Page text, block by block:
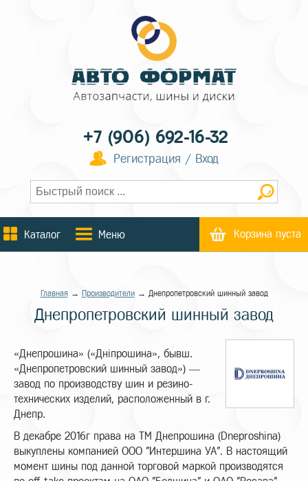
+7 (906) 692-16-32
Регистрация / Вход
Каталог Меню Корзина пуста
Главная→ Производители→ Днепропетровский шинный завод
Днепропетровский шинный завод
«Днепрошина» («Дніпрошина», бывш.
«Днепропетровский шинный завод») —
завод по производству шин и резино-
технических изделий, расположенный в г.
Днепр.
В декабре 2016г права на ТМ Днепрошина (Dneproshina)
выкуплены компанией ООО "Интершина УА". В настоящий
момент шины под данной торговой маркой производятся